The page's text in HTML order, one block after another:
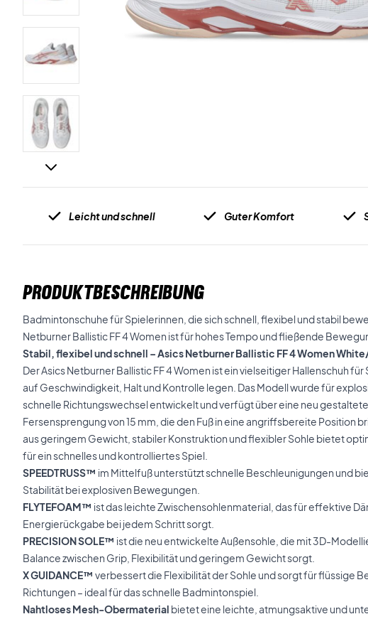
Leicht und schnell Guter Komfort
PRODUKTBESCHREIBUNG
Badmintonschuhe für Spielerinnen, die sich schnell, flexibel und stabil
Netburner Ballistic FF 4 Women ist für hohes Tempo und fließende
Stabil, flexibel und schnell – Asics Netburner Ballistic FF 4 Women
Der Asics Netburner Ballistic FF 4 Women ist ein vielseitiger Hallenschuh
auf Geschwindigkeit, Halt und Kontrolle legen. Das Modell wurde für
schnelle Richtungswechsel entwickelt und verfügt über eine neu
Fersensprengung von 15 mm, die den Fuß in eine angriffsbereite Position
aus geringem Gewicht, stabiler Konstruktion und flexibler Sohle bietet
für ein schnelles und kontrolliertes Spiel.
SPEEDTRUSS™ im Mittelfuß unterstützt schnelle Beschleunigungen und
Stabilität bei explosiven Bewegungen.
FLYTEFOAM™ ist das leichte Zwischensohlenmaterial, das für effektive
Energierückgabe bei jedem Schritt sorgt.
PRECISION SOLE™ ist die neu entwickelte Außensohle, die mit 3D-
Balance zwischen Grip, Flexibilität und geringem Gewicht sorgt.
X GUIDANCE™ verbessert die Flexibilität der Sohle und sorgt für flüssige
Richtungen – ideal für das schnelle Badmintonspiel.
Nahtloses Mesh-Obermaterial bietet eine leichte, atmungsaktive und